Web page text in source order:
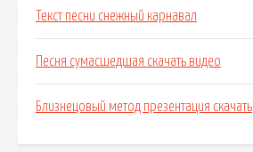
Текст песни снежный карнавал
Песня сумасшедшая скачать видео
Близнецовый метод презентация скачать